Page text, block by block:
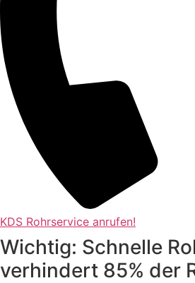
KDS Rohrservice anrufen!
Wichtig: Schnelle
verhindert 85% der